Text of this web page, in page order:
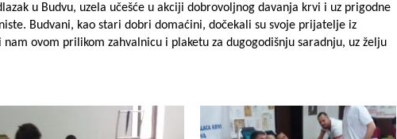
u Budvu, uzela učešće u akciji dobrovoljnog davanja krvi i uz prigodne
Budvani, kao stari dobri domaćini, dočekali su svoje prijatelje iz
ovom prilikom zahvalnicu i plaketu za dugogodišnju saradnju, uz želju